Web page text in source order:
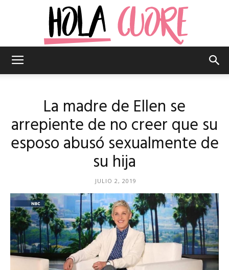
–
La
revista
La madre de Ellen se
arrepiente de no creer que su
esposo abusó sexualmente de
su hija
JULIO 2, 2019